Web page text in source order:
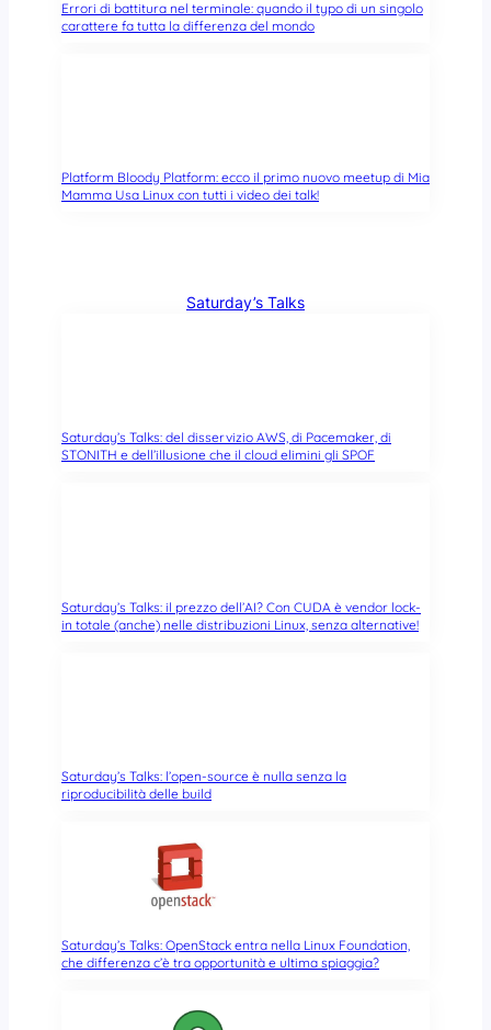
Errori di battitura nel terminale: quando il typo di un singolo
carattere fa tutta la differenza del mondo
Platform Bloody Platform: ecco il primo nuovo meetup di Mia
Mamma Usa Linux con tutti i video dei talk!
Saturday’s Talks
Saturday’s Talks: del disservizio AWS, di Pacemaker, di
STONITH e dell’illusione che il cloud elimini gli SPOF
Saturday’s Talks: il prezzo dell’AI? Con CUDA è vendor lock-
in totale (anche) nelle distribuzioni Linux, senza alternative!
Saturday’s Talks: l’open-source è nulla senza la
riproducibilità delle build
Saturday’s Talks: OpenStack entra nella Linux Foundation,
che differenza c’è tra opportunità e ultima spiaggia?